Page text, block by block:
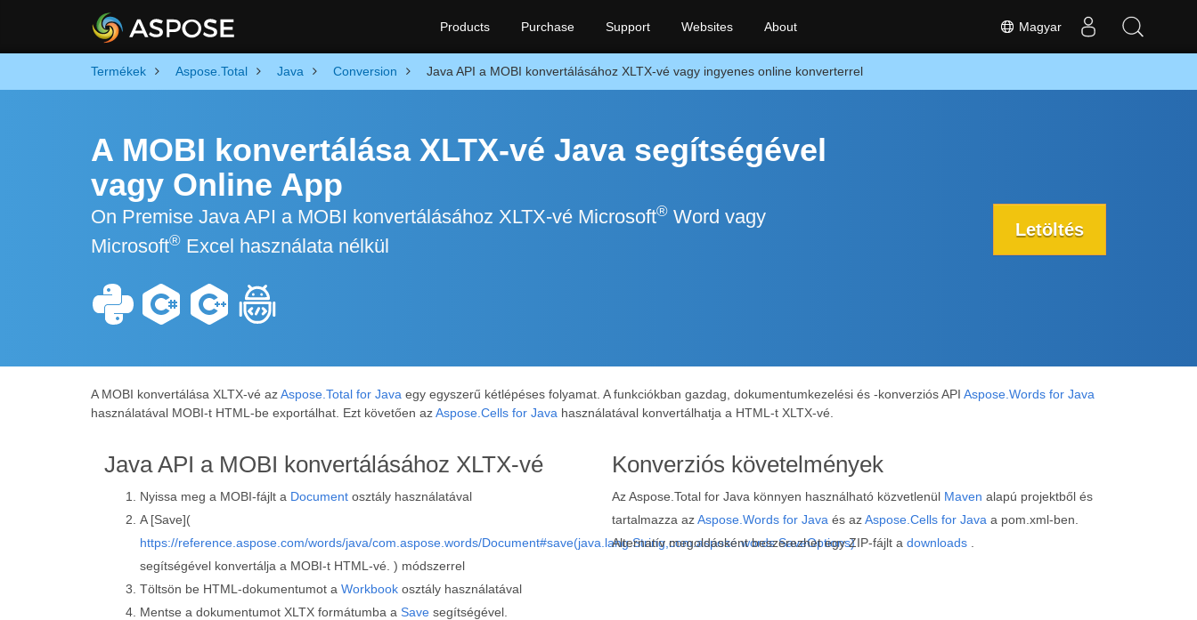
Magyar
Products Purchase Support Websites About
Termékek Aspose.Total Java Conversion Java API a MOBI konvertálásához XLTX-vé vagy ingyenes online konverterrel
A MOBI konvertálása XLTX-vé Java segítségével
vagy Online App
On Premise Java API a MOBI konvertálásához XLTX-vé Microsoft® Word vagy
Microsoft® Excel használata nélkül
Letöltés
A MOBI konvertálása XLTX-vé azAspose.Total for Java egy egyszerű kétlépéses folyamat. A funkciókban gazdag, dokumentumkezelési és -konverziós API Aspose.Words for Java
használatával MOBI-t HTML-be exportálhat. Ezt követően azAspose.Cells for Java használatával konvertálhatja a HTML-t XLTX-vé.
Java API a MOBI konvertálásához XLTX-vé
Nyissa meg a MOBI-fájlt a Document osztály használatával
A [Save](
https://reference.aspose.com/words/java/com.aspose.words/Document#save(java.lang.String,com.aspose.words.SaveOptions)
segítségével konvertálja a MOBI-t HTML-vé. ) módszerrel
Töltsön be HTML-dokumentumot a Workbook osztály használatával
Mentse a dokumentumot XLTX formátumba a Save segítségével.
Konverziós követelmények
Az Aspose.Total for Java könnyen használható közvetlenül Maven alapú projektből és
tartalmazza azAspose.Words for Java és azAspose.Cells for Java a pom.xml-ben.
Alternatív megoldásként beszerezhet egy ZIP-fájlt a downloads